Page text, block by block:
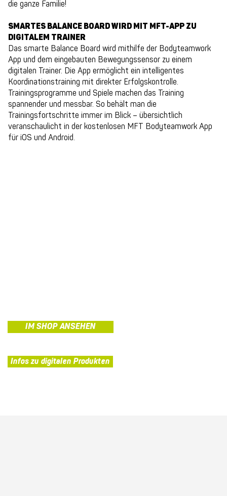
die ganze Familie!
SMARTES BALANCE BOARD WIRD MIT MFT-APP ZU
DIGITALEM TRAINER
Das smarte Balance Board wird mithilfe der Bodyteamwork
App und dem eingebauten Bewegungssensor zu einem
digitalen Trainer. Die App ermöglicht ein intelligentes
Koordinationstraining mit direkter Erfolgskontrolle.
Trainingsprogramme und Spiele machen das Training
spannender und messbar. So behält man die
Trainingsfortschritte immer im Blick – übersichtlich
veranschaulicht in der kostenlosen MFT Bodyteamwork App
für iOS und Android.
IM SHOP ANSEHEN
Infos zu digitalen Produkten